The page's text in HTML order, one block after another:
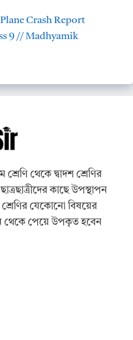
Crash Report
9 // Madhyamik
থেকে দ্বাদশ শ্রেণির
কাছে উপস্থাপন
শ্রেণির যেকোনো বিষয়ের
থেকে পেয়ে উপকৃত হবেন